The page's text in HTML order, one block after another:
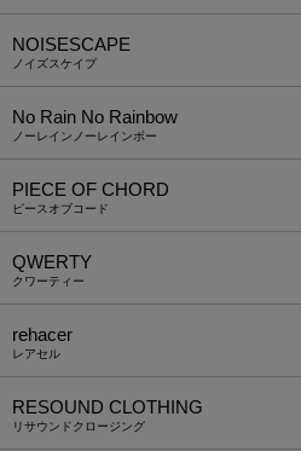
NOISESCAPE
ノイズスケイプ
No Rain No Rainbow
ノーレインノーレインボー
PIECE OF CHORD
ピースオブコード
QWERTY
クワーティー
rehacer
レアセル
RESOUND CLOTHING
リサウンドクロージング